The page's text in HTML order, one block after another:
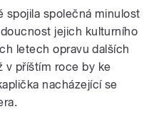
spojila společná minulost
jejich kulturního
letech opravu dalších
v příštím roce by ke
nacházející se